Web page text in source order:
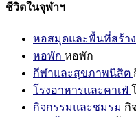
ชีวิตในจุฬาฯ
หอสมุดและพื้นที่สร้า
หอพัก หอพัก
กีฬาและสุขภาพนิสิต
โรงอาหารและคาเฟ่
กิจกรรมและชมรม กิ